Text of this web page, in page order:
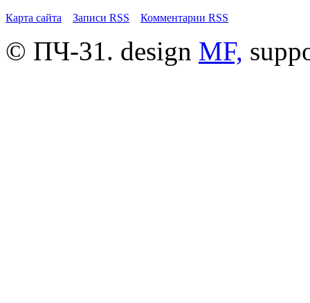
Карта сайта Записи RSS Комментарии RSS
© ПЧ-31. design MF,